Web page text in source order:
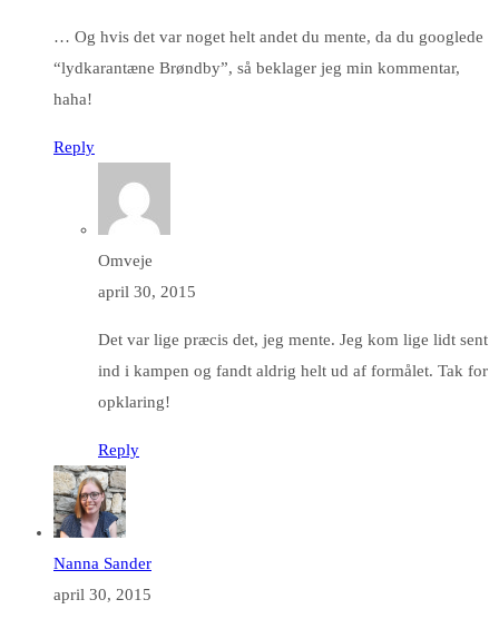
… Og hvis det var noget helt andet du mente, da du googlede
“lydkarantæne Brøndby”, så beklager jeg min kommentar,
haha!
Reply
Omveje
april 30, 2015
Det var lige præcis det, jeg mente. Jeg kom lige lidt sent
ind i kampen og fandt aldrig helt ud af formålet. Tak for
opklaring!
Reply
Nanna Sander
april 30, 2015